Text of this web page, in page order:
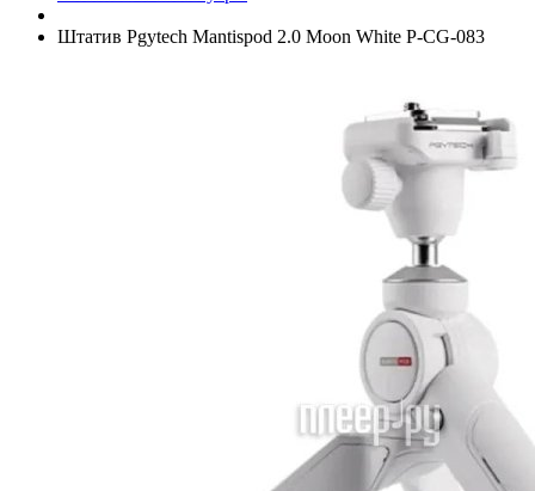
Штатив Pgytech Mantispod 2.0 Moon White P-CG-083